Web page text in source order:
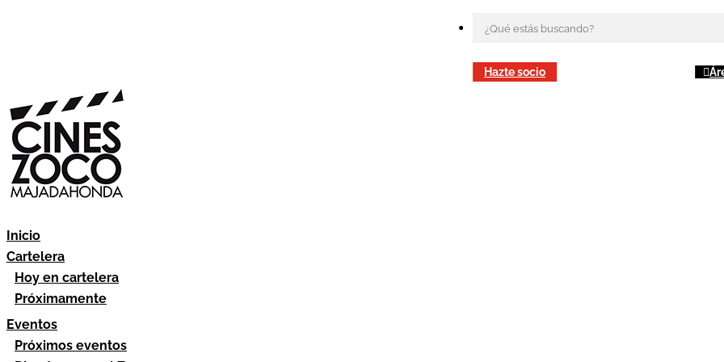
Hazte socio
Inicio
Cartelera
Hoy en cartelera
Próximamente
Eventos
Próximos eventos